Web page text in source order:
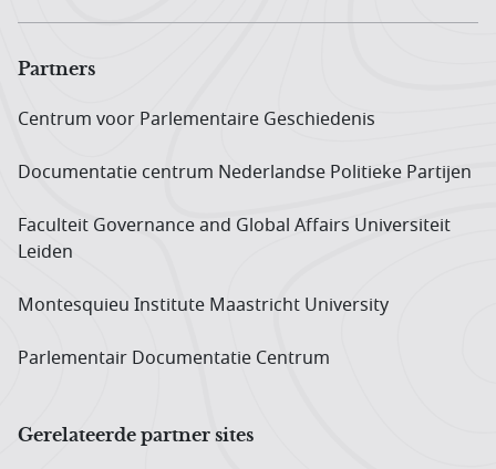
Partners
Centrum voor Parlementaire Geschiedenis
Documentatie centrum Neder­landse Politieke Partijen
Faculteit Governance and Global Affairs Universiteit
Leiden
Montesquieu Institute Maastricht University
Parlementair Documentatie Centrum
Gerelateerde partner sites